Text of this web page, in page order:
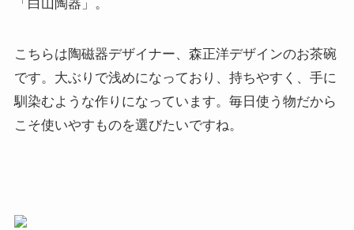
「白山陶器」。
こちらは陶磁器デザイナー、 森正洋デザインのお茶碗
です。大ぶりで浅めになっており、持ちやすく、手に
馴染むような作りになっています。毎日使う物だから
こそ使いやすものを選びたいですね。